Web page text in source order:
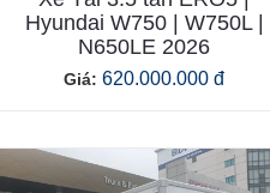
Hyundai W750 | W750L |
N650LE 2026
Giá: 620.000.000 đ